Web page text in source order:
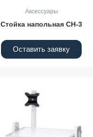
Аксессуары
Стойка напольная СН-3
Оставить заявку